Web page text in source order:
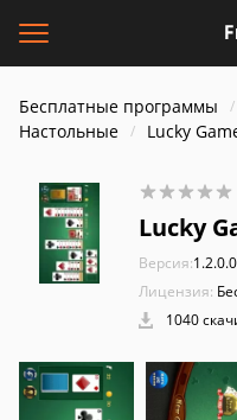
Бесплатные программы
Настольные
Lucky
Lucky
Версия:1.2.0.0
Лицензия:
1040